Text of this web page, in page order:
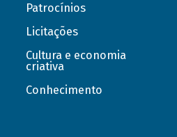
Patrocínios
Licitações
Cultura e economia
criativa
Conhecimento